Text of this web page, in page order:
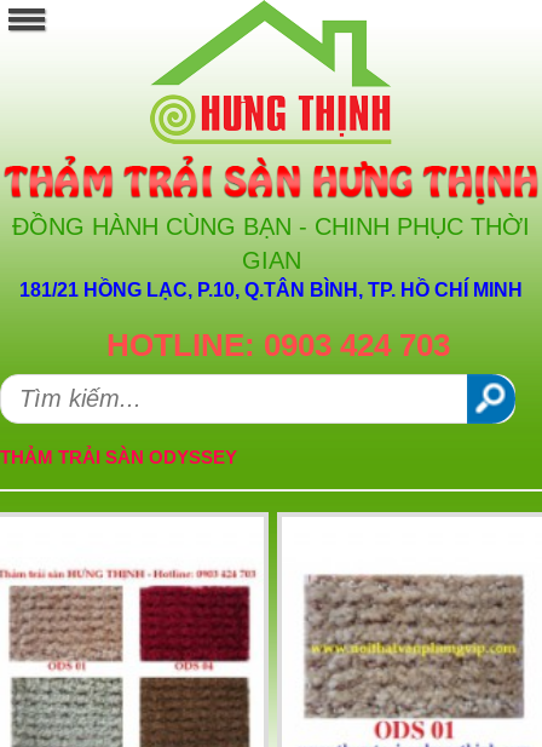
ĐỒNG HÀNH CÙNG BẠN - CHINH PHỤC THỜI
GIAN
181/21 HỒNG LẠC, P.10, Q.TÂN BÌNH, TP. HỒ CHÍ MINH
HOTLINE: 0903 424 703
THẢM TRẢI SÀN ODYSSEY